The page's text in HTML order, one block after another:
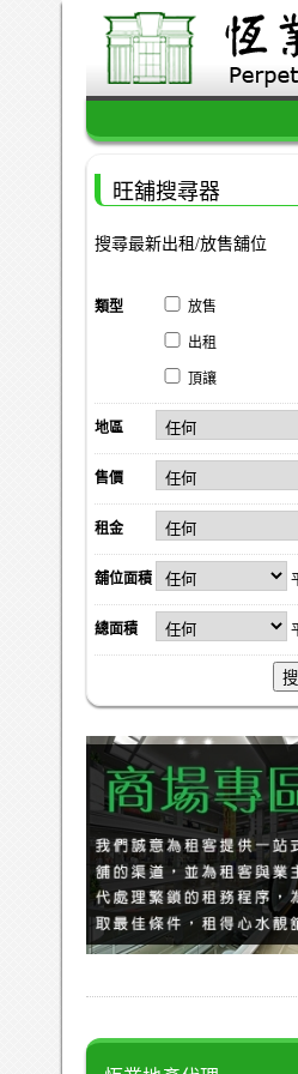
旺舖搜尋器
搜尋最新出租/放售舖位
類型 放售
出租
頂讓
地區
售價
租金
舖位面積
總面積